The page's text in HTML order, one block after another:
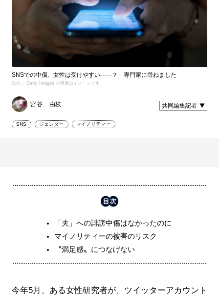
SNSでの中傷、女性は受けやすい――？ 専門家に尋ねました
出典： Getty Images ※画像はイメージです
宮谷 由枝 共同編集記者
SNS ジェンダー マイノリティー
「夫」への誹謗中傷はなかったのに
マイノリティーの被害のリスク
〝満足感〟につなげない
今年5月、ある女性研究者が、ツイッターアカウント